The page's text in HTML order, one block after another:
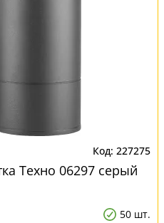
227275
Техно 06297 серый
50 шт.